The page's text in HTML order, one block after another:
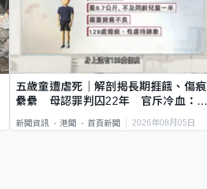
五歲童遭虐死｜解剖揭長期捱餓、傷痕
纍纍 母認罪判囚22年 官斥冷血：同
新聞資訊 港聞 首頁新聞 2026年08月05日